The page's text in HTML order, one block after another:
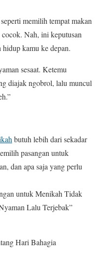
memilih tempat makan
Nah, ini keputusan
hidup kamu ke depan.
sesaat. Ketemu
diajak ngobrol, lalu muncul
butuh lebih dari sekadar
pasangan untuk
dan apa saja yang perlu
untuk Menikah Tidak
Lalu Terjebak”
Hari Bahagia